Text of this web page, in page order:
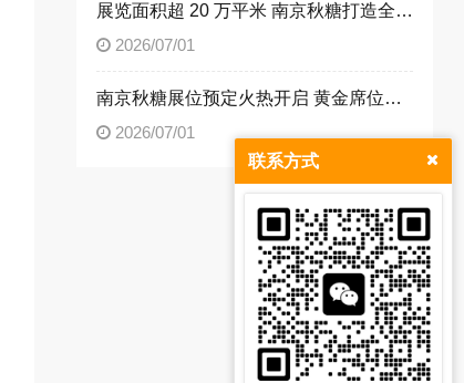
展览面积超 20 万平米 南京秋糖打造全品类食饮商贸平台
2026/07/01
南京秋糖展位预定火热开启 黄金席位抢占行业发展先机
2026/07/01
联系方式